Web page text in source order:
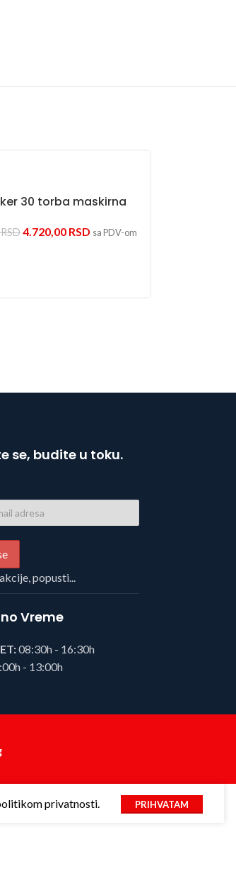
30 torba maskirna
RSD4.720,00 RSD sa PDV-om
se, budite u toku.
popusti...
Vreme
08:30h - 16:30h
- 13:00h
privatnosti. PRIHVATAM